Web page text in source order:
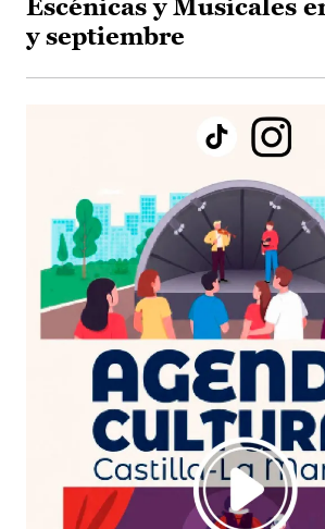
Escénicas y Musicales
y septiembre